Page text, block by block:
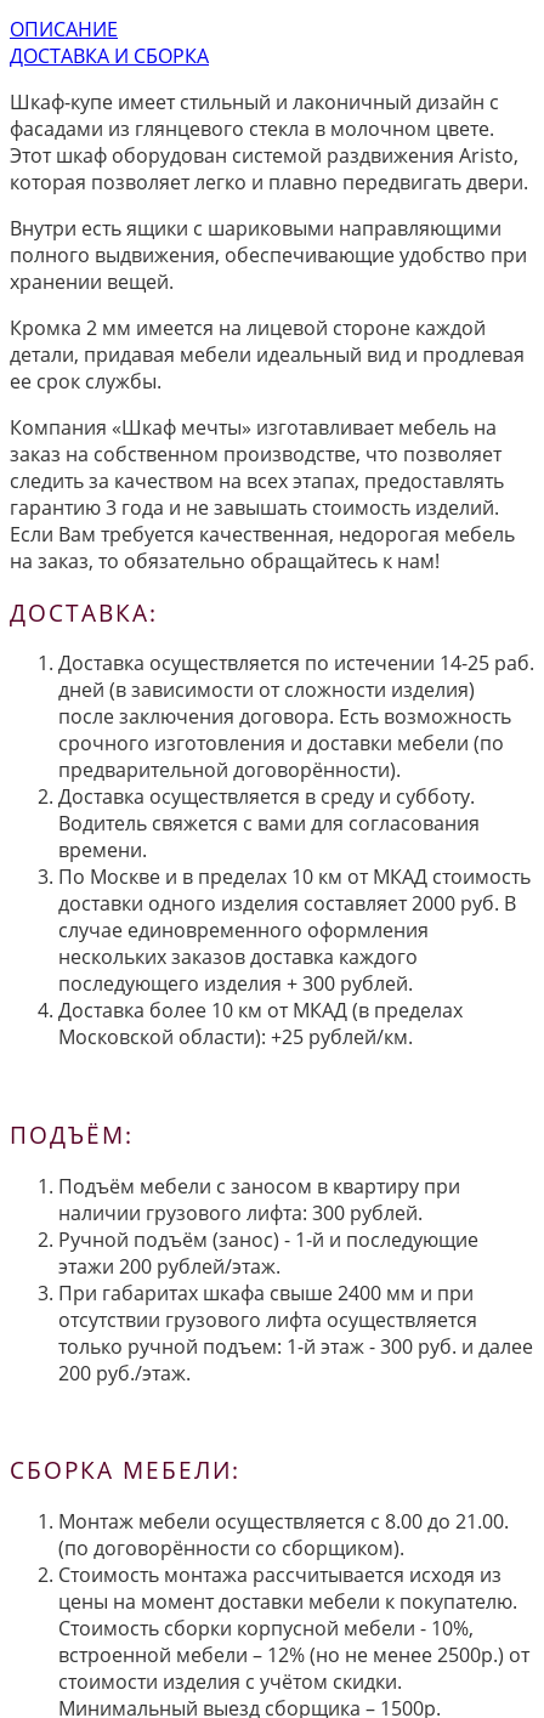
ОПИСАНИЕ
ДОСТАВКА И СБОРКА
Шкаф-купе имеет стильный и лаконичный дизайн с
фасадами из глянцевого стекла в молочном цвете.
Этот шкаф оборудован системой раздвижения Aristo,
которая позволяет легко и плавно передвигать двери.
Внутри есть ящики с шариковыми направляющими
полного выдвижения, обеспечивающие удобство при
хранении вещей.
Кромка 2 мм имеется на лицевой стороне каждой
детали, придавая мебели идеальный вид и продлевая
ее срок службы.
Компания «Шкаф мечты» изготавливает мебель на
заказ на собственном производстве, что позволяет
следить за качеством на всех этапах, предоставлять
гарантию 3 года и не завышать стоимость изделий.
Если Вам требуется качественная, недорогая мебель
на заказ, то обязательно обращайтесь к нам!
ДОСТАВКА:
Доставка осуществляется по истечении 14-25 раб.
дней (в зависимости от сложности изделия)
после заключения договора. Есть возможность
срочного изготовления и доставки мебели (по
предварительной договорённости).
Доставка осуществляется в среду и субботу.
Водитель свяжется с вами для согласования
времени.
По Москве и в пределах 10 км от МКАД стоимость
доставки одного изделия составляет 2000 руб. В
случае единовременного оформления
нескольких заказов доставка каждого
последующего изделия + 300 рублей.
Доставка более 10 км от МКАД (в пределах
Московской области): +25 рублей/км.
ПОДЪЁМ:
Подъём мебели с заносом в квартиру при
наличии грузового лифта: 300 рублей.
Ручной подъём (занос) - 1-й и последующие
этажи 200 рублей/этаж.
При габаритах шкафа свыше 2400 мм и при
отсутствии грузового лифта осуществляется
только ручной подъем: 1-й этаж - 300 руб. и далее
200 руб./этаж.
СБОРКА МЕБЕЛИ:
Монтаж мебели осуществляется с 8.00 до 21.00.
(по договорённости со сборщиком).
Стоимость монтажа рассчитывается исходя из
цены на момент доставки мебели к покупателю.
Стоимость сборки корпусной мебели - 10%,
встроенной мебели – 12% (но не менее 2500р.) от
стоимости изделия с учётом скидки.
Минимальный выезд сборщика – 1500р.